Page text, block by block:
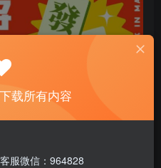
载所有内容
服微信：964828